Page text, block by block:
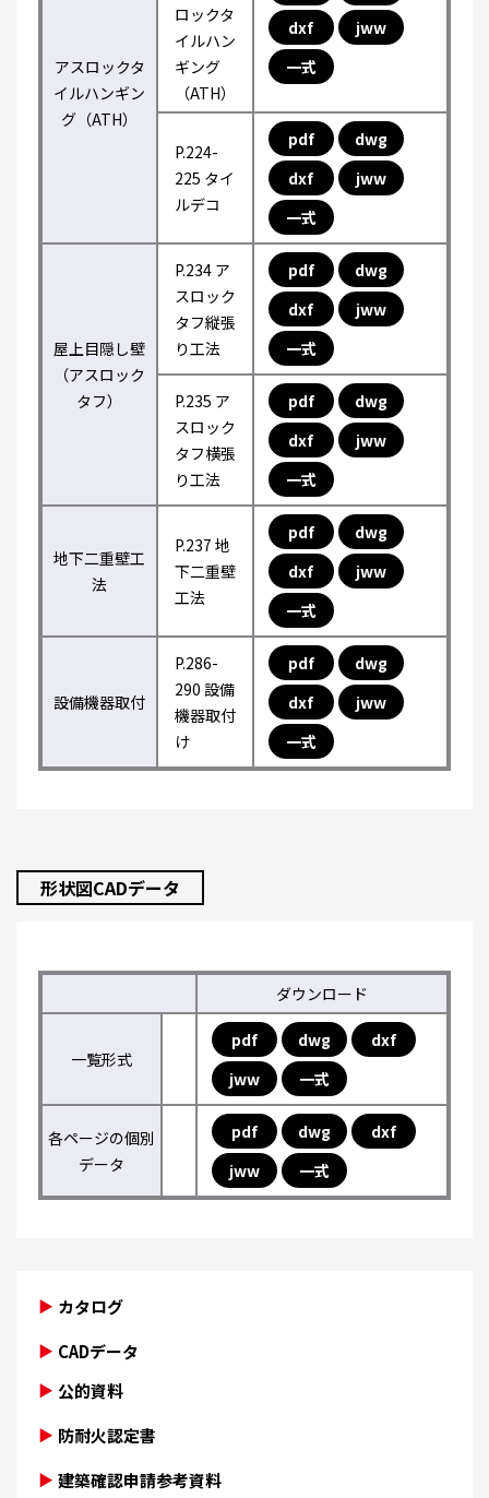
アスロックタ
イルハンギン
グ（ATH）
ロックタ
イルハン
ギング
（ATH）
dxf
jww
一式
P.224-
225 タイ
ルデコ
pdf
dwg
dxf
jww
一式
屋上目隠し壁
（アスロック
タフ）
P.234 ア
スロック
タフ縦張
り工法
pdf
dwg
dxf
jww
一式
P.235 ア
スロック
タフ横張
り工法
pdf
dwg
dxf
jww
一式
地下二重壁工
法
P.237 地
下二重壁
工法
pdf
dwg
dxf
jww
一式
設備機器取付
P.286-
290 設備
機器取付
け
pdf
dwg
dxf
jww
一式
形状図CADデータ
ダウンロード
一覧形式
pdf dwg
dxf
jww
一式
各ページの個別
データ
pdf dwg
dxf
jww
一式
カタログ
CADデータ
公的資料
防耐火認定書
建築確認申請参考資料